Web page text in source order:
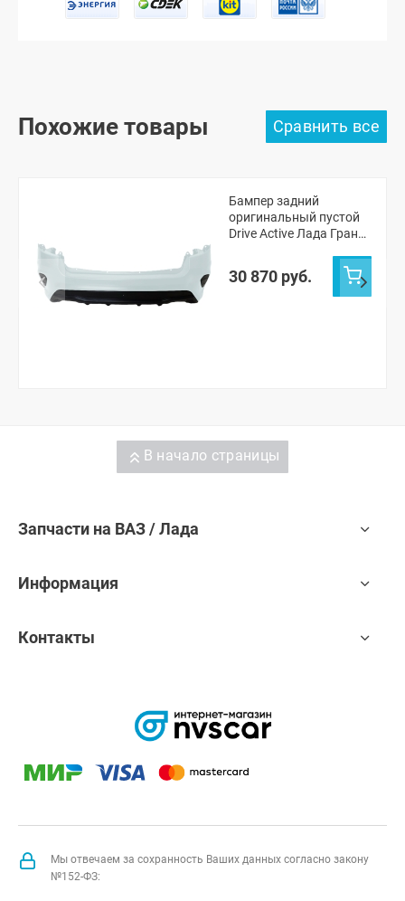
Похожие товары
Бампер задний
оригинальный пустой
Drive Active Лада Гранта
30 870 руб.
В начало страницы
Запчасти на ВАЗ / Лада
Информация
Контакты
Мы отвечаем за сохранность Ваших данных согласно закону
№152-ФЗ: